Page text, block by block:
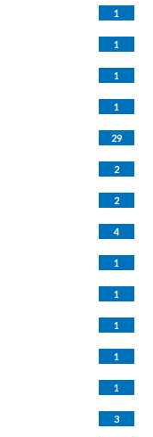
1
1
1
1
29
2
2
4
1
1
1
1
1
3